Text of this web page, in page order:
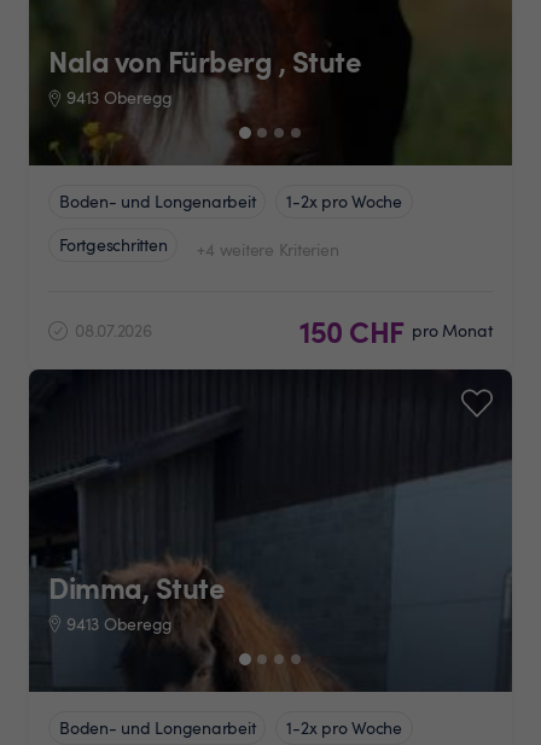
Nala von Fürberg , Stute
9413 Oberegg
Boden- und Longenarbeit
1-2x pro Woche
Fortgeschritten
+4 weitere Kriterien
08.07.2026 150 CHF pro Monat
Dimma, Stute
9413 Oberegg
Boden- und Longenarbeit
1-2x pro Woche